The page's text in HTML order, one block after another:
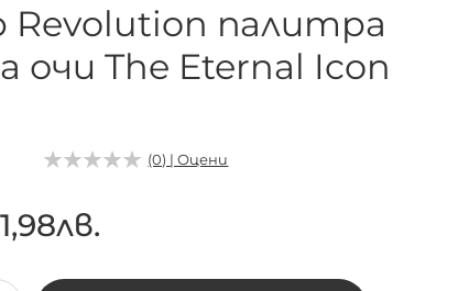
Revolution палитра
очи The Eternal Icon
(0) | Оцени